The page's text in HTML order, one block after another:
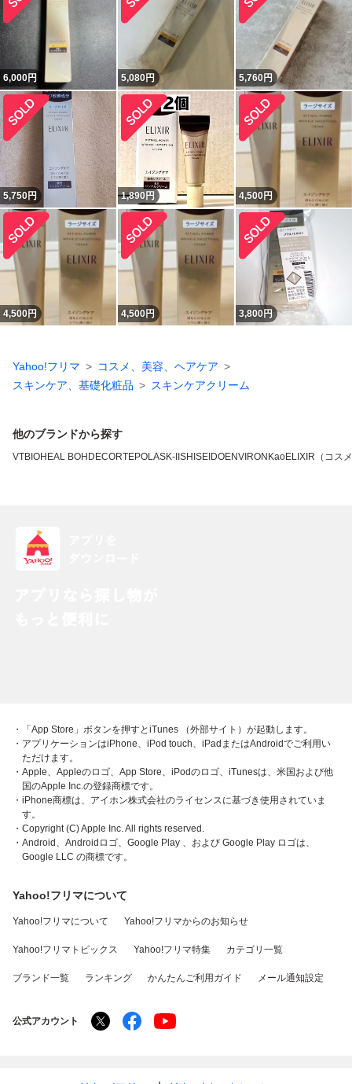
6,000円 5,080円 5,760円
5,750円 1,890 円 4,500円
4,500円 4,500円 3,800円
Yahoo!フリマ
コスメ、美容、ヘアケア
スキンケア、基礎化粧品
スキンケアクリーム
他のブランドから探す
VTBIOHEAL BOH DECORTEPOLASK-II SHISEIDOENVIRON KaoELIXIR（コス
・「App Store」ボタンを押すとiTunes （外部サイト）が起動します。
・アプリケーションはiPhone、iPod touch、iPadまたはAndroidでご利用い
ただけます。
・Apple、Appleのロゴ、App Store、iPodのロゴ、iTunesは、米国および他
国のApple Inc.の登録商標です。
・iPhone商標は、アイホン株式会社のライセンスに基づき使用されていま
す。
・Copyright (C) Apple Inc. All rights reserved.
・Android、Androidロゴ、Google Play 、および Google Play ロゴは、
Google LLC の商標です。
Yahoo!フリマについて
Yahoo!フリマについて Yahoo!フリマからのお知らせ
Yahoo!フリマトピックス Yahoo!フリマ特集 カテゴリ一覧
ブランド一覧 ランキング かんたんご利用ガイド メール通知設定
公式アカウント